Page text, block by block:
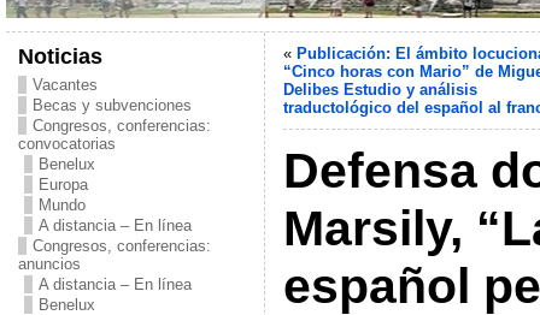
Noticias
Vacantes
Becas y subvenciones
Congresos, conferencias:
convocatorias
Benelux
Europa
Mundo
A distancia – En línea
Congresos, conferencias:
anuncios
A distancia – En línea
Benelux
« Publicación: El ámbito
“Cinco horas con Mario” de
Delibes Estudio y análisis
traductológico del español al
Defensa
Marsily,
español